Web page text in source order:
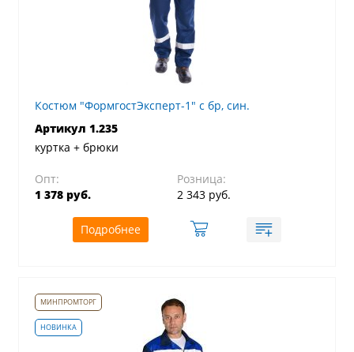
Костюм "ФормгостЭксперт-1" с бр, син.
Артикул 1.235
куртка + брюки
Опт:
1 378 руб.
Розница:
2 343 руб.
Подробнее